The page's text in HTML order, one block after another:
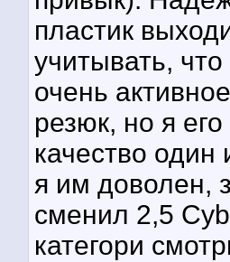
пластик
учитывать,
очень
резюк, но я
качество
я им доволен,
сменил 2,5
категори